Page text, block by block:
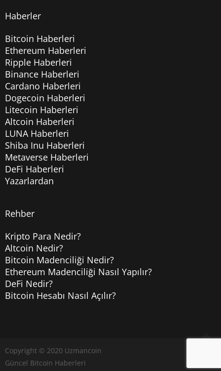
Haberler
Bitcoin Haberleri
Ethereum Haberleri
Ripple Haberleri
Binance Haberleri
Cardano Haberleri
Dogecoin Haberleri
Litecoin Haberleri
Altcoin Haberleri
LUNA Haberleri
Shiba Inu Haberleri
Metaverse Haberleri
DeFi Haberleri
Yazarlardan
Rehber
Kripto Para Nedir?
Altcoin Nedir?
Bitcoin Madenciliği Nedir?
Ethereum Madenciliği Nasıl Yapılır?
DeFi Nedir?
Bitcoin Hesabı Nasıl Açılır?
Copyright © 2020 Uzmancoin
Güncel Bitcoin Haberleri